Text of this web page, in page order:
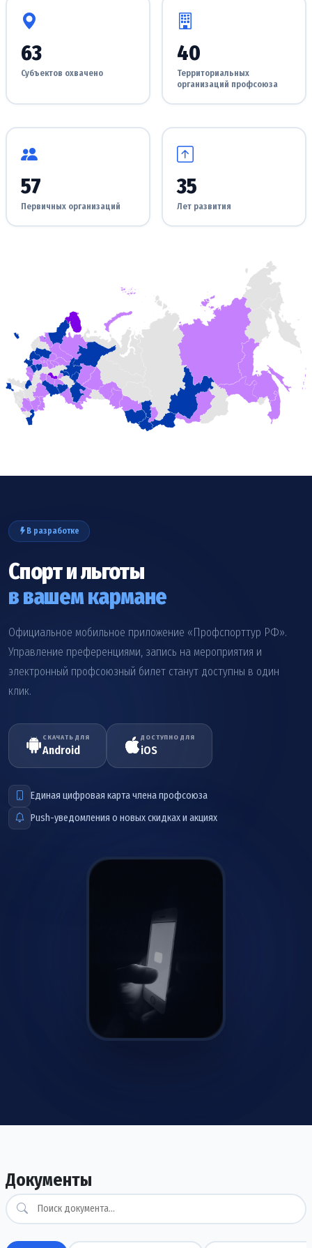
63
Субъектов охвачено
40
Территориальных
организаций профсоюза
57
Первичных организаций
35
Лет развития
В разработке
Спорт и льготы
в вашем кармане
Официальное мобильное приложение «Профспорттур РФ».
Управление преференциями, запись на мероприятия и
электронный профсоюзный билет станут доступны в один
клик.
СКАЧАТЬ ДЛЯ
Android
ДОСТУПНО ДЛЯ
iOS
Единая цифровая карта члена профсоюза
Push-уведомления о новых скидках и акциях
Скачать уже сейчас
Документы